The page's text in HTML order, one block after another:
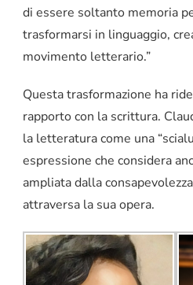
di essere soltanto memoria
trasformarsi in linguaggio,
movimento letterario.”
Questa trasformazione ha
rapporto con la scrittura.
la letteratura come una
espressione che considera
ampliata dalla
attraversa la sua opera.